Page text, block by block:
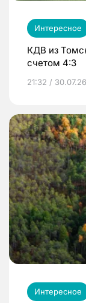
Интересное
КДВ из
счетом 4:3
21:32 / 30.07.26
Интересное